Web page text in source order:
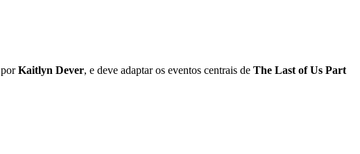
Kaitlyn Dever, e deve adaptar os eventos centrais de The Last of Us Part